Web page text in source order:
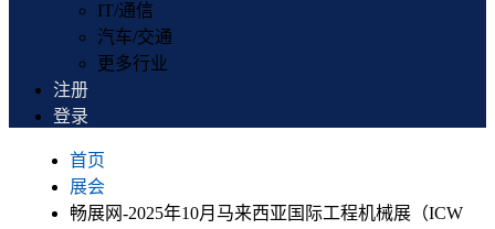
IT/通信
汽车/交通
更多行业
注册
登录
首页
展会
畅展网-2025年10月马来西亚国际工程机械展（ICW